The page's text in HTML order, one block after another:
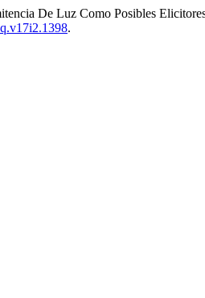
De Luz Como Posibles
.